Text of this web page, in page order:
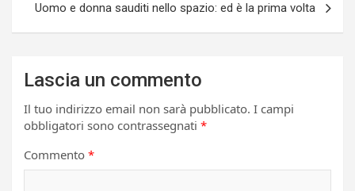
Uomo e donna sauditi nello spazio: ed è la prima volta
Lascia un commento
Il tuo indirizzo email non sarà pubblicato. I campi
obbligatori sono contrassegnati *
Commento *